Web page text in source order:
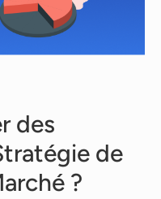
des
de
?